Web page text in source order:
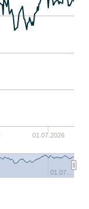
01.07.2026
01.07…